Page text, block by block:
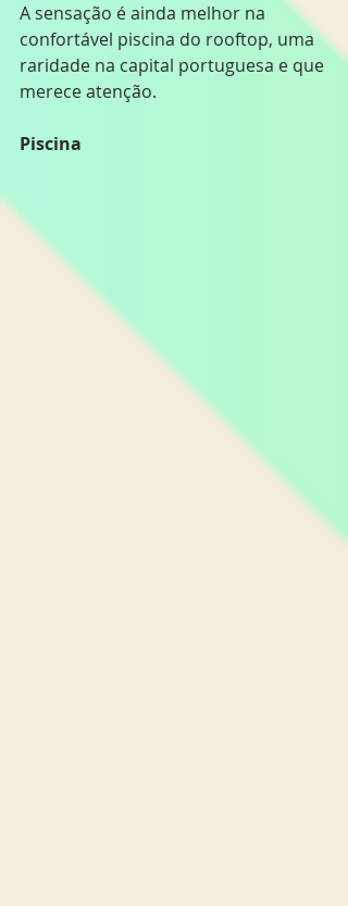
A sensação é ainda melhor na
confortável piscina do rooftop, uma
raridade na capital portuguesa e que
merece atenção.
Piscina